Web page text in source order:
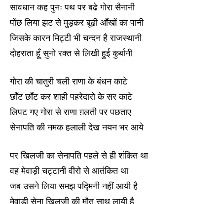
सावधान कह पुनः पथ पर बढे गोरा सैनानी
पोंछ लिया झट से मुड़कर बूढी आँखों का पानी
जिसके कारन मिट्टी भी चन्दन है राजस्थानी
दोहराता हूँ सुनो रक्त से लिखी हुई कुर्बानी
गोरा की चातुरी चली राणा के बंधन काटे
छाँट छाँट कर शाही पहरेदारो के सर काटे
लिपट गए गोरा से राणा ग़लती पर पछताए
सेनापति की नमक हलाली देख नयन भर आये
पर खिलजी का सेनापति पहले से ही शंकित था
वह मेवाड़ी चट्टानी वीरो से आतंकित था
जब उसने लिया समझ पद्मिनी नहीं आयी है
मेवाड़ी सेना खिलजी की मौत साथ लायी है